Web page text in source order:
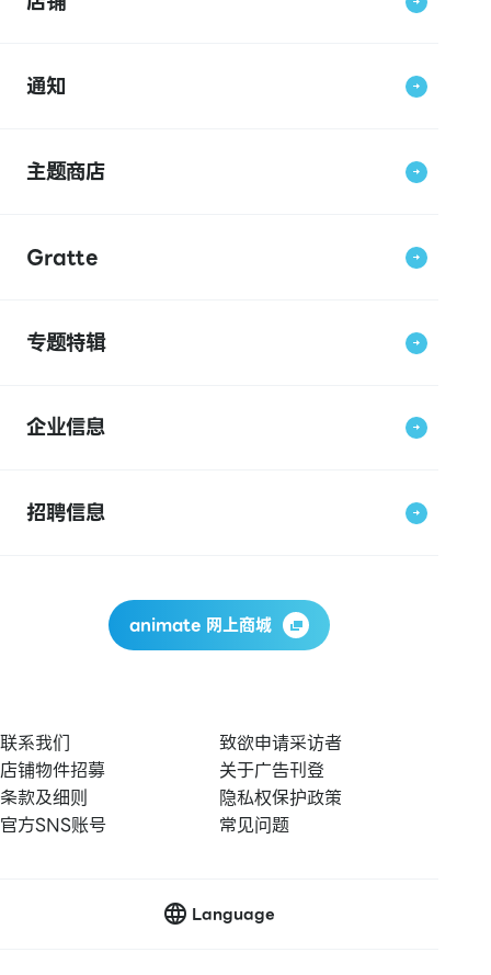
通知
主题商店
Gratte
专题特辑
企业信息
招聘信息
animate 网上商城
联系我们
致欲申请采访者
店铺物件招募
关于广告刊登
条款及细则
隐私权保护政策
官方SNS账号
常见问题
Language